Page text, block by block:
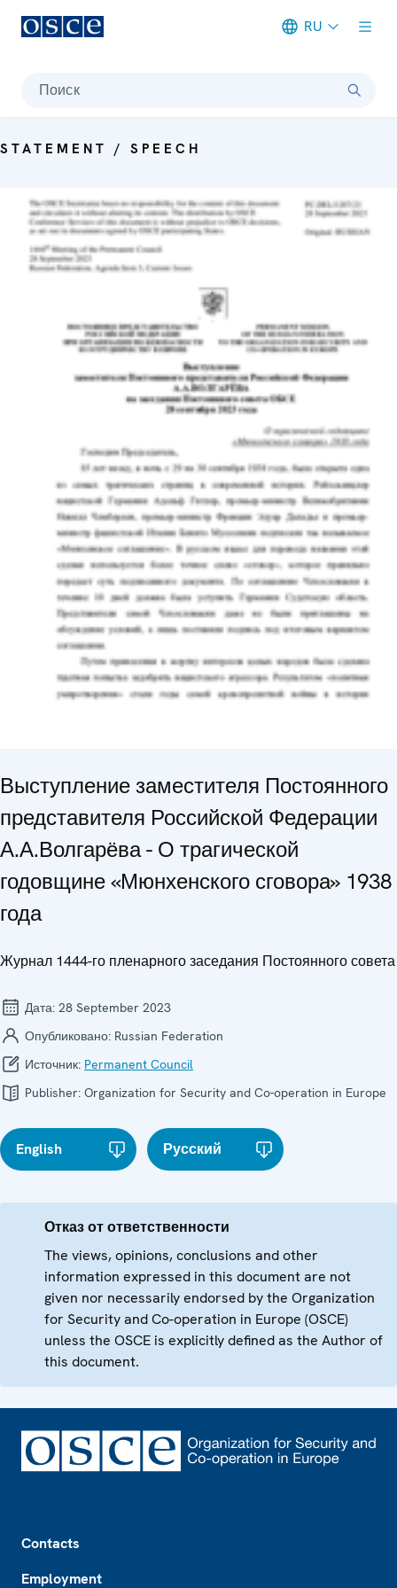
RU
Поиск
STATEMENT / SPEECH
Выступление заместителя Постоянного
представителя Российской Федерации
А.А.Волгарёва - О трагической
годовщине «Мюнхенского сговора» 1938
года
Журнал 1444-го пленарного заседания Постоянного совета
Дата: 28 September 2023
Опубликовано: Russian Federation
Источник: Permanent Council
Publisher: Organization for Security and Co-operation in Europe
English Русский
Отказ от ответственности
The views, opinions, conclusions and other
information expressed in this document are not
given nor necessarily endorsed by the Organization
for Security and Co-operation in Europe (OSCE)
unless the OSCE is explicitly defined as the Author of
this document.
Contacts
Employment